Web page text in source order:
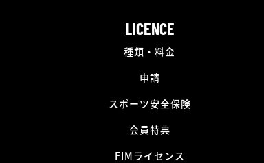
LICENCE
種類・料金
申請
スポーツ安全保険
会員特典
FIMライセンス